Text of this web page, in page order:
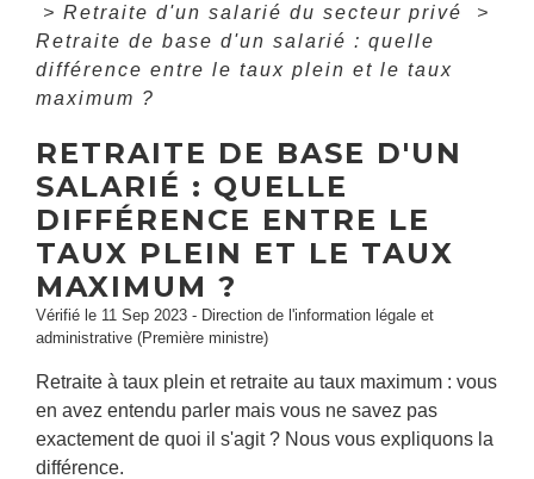
> Retraite d'un salarié du secteur privé
>
Retraite de base d'un salarié : quelle
différence entre le taux plein et le taux
maximum ?
RETRAITE DE BASE D'UN
SALARIÉ : QUELLE
DIFFÉRENCE ENTRE LE
TAUX PLEIN ET LE TAUX
MAXIMUM ?
Vérifié le 11 Sep 2023 - Direction de l'information légale et
administrative (Première ministre)
Retraite à taux plein et retraite au taux maximum : vous
en avez entendu parler mais vous ne savez pas
exactement de quoi il s'agit ? Nous vous expliquons la
différence.